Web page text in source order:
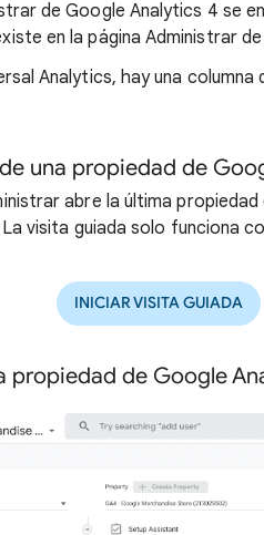
de Google Analytics 4 se
en la página Administrar
Analytics, hay una
una propiedad de
abre la última
visita guiada solo funciona
INICIAR VISITA GUIADA
propiedad de Google